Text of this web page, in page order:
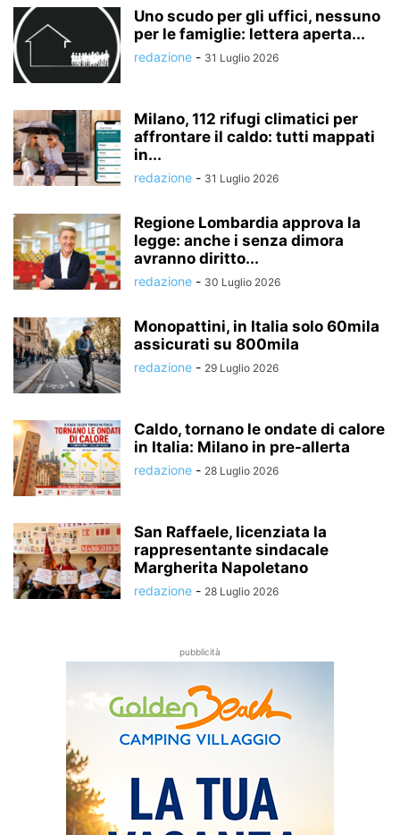
Uno scudo per gli uffici, nessuno
per le famiglie: lettera aperta...
redazione - 31 Luglio 2026
Milano, 112 rifugi climatici per
affrontare il caldo: tutti mappati
in...
redazione - 31 Luglio 2026
Regione Lombardia approva la
legge: anche i senza dimora
avranno diritto...
redazione - 30 Luglio 2026
Monopattini, in Italia solo 60mila
assicurati su 800mila
redazione - 29 Luglio 2026
Caldo, tornano le ondate di calore
in Italia: Milano in pre-allerta
redazione - 28 Luglio 2026
San Raffaele, licenziata la
rappresentante sindacale
Margherita Napoletano
redazione - 28 Luglio 2026
pubblicità